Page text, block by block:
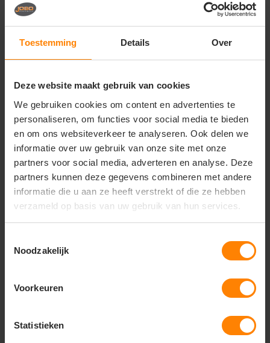
Toestemming Details Over
Deze website maakt gebruik van cookies
We gebruiken cookies om content en advertenties te
personaliseren, om functies voor social media te bieden
en om ons websiteverkeer te analyseren. Ook delen we
informatie over uw gebruik van onze site met onze
partners voor social media, adverteren en analyse. Deze
partners kunnen deze gegevens combineren met andere
informatie die u aan ze heeft verstrekt of die ze hebben
verzameld op basis van uw gebruik van hun services.
Noodzakelijk
Voorkeuren
Statistieken
Vragen? Neem contact
op met onze
call +31(0)418 511 972
mail info@jobopromotions.nl
store Bezoek onze showroom:
Provincialeweg 59 - Velddriel
Dit vind je misschien ook leuk
Items van productcarrousel
ROLY